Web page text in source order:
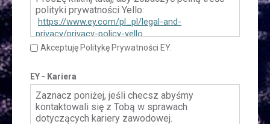
polityki prywatności Yello:
https://www.ey.com/pl_pl/legal-and-
privacy/privacy-policy-yello
Akceptuję Politykę Prywatności EY.
EY - Kariera
Zaznacz poniżej, jeśli checsz abyśmy
kontaktowali się z Tobą w sprawach
dotyczących kariery zawodowej.